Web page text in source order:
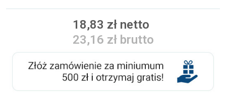
18,83 zł netto
23,16 zł brutto